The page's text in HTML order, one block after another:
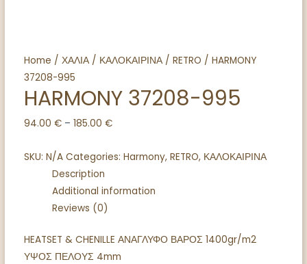
Home / ΧΑΛΙΑ/ ΚΑΛΟΚΑΙΡΙΝΑ/ RETRO / HARMONY
37208-995
HARMONY 37208-995
94.00 €– 185.00 €
SKU: N/A Categories: Harmony, RETRO, ΚΑΛΟΚΑΙΡΙΝΑ
Description
Additional information
Reviews (0)
HEATSET & CHENILLE ΑΝΑΓΛΥΦΟ ΒΑΡΟΣ 1400gr/m2
ΥΨΟΣ ΠΕΛΟΥΣ 4mm